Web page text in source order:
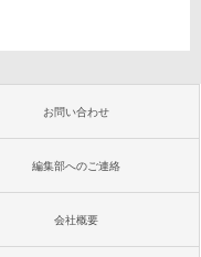
お問い合わせ
編集部へのご連絡
会社概要